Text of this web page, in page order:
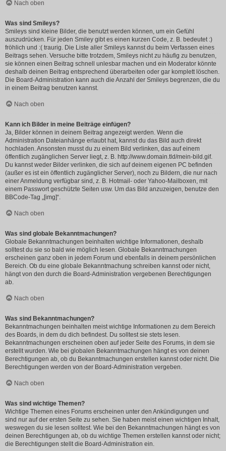
Nach oben
Was sind Smileys?
Smileys sind kleine Bilder, die benutzt werden können, um ein Gefühl
auszudrücken. Für jeden Smiley gibt es einen kurzen Code, z. B. bedeutet :)
fröhlich und :( traurig. Die Liste aller Smileys kannst du beim Verfassen eines
Beitrags sehen. Versuche bitte trotzdem, Smileys nicht zu häufig zu benutzen,
sie können einen Beitrag schnell unlesbar machen und ein Moderator könnte
deshalb deinen Beitrag entsprechend überarbeiten oder gar komplett löschen.
Die Board-Administration kann auch die Anzahl der Smileys begrenzen, die du
in einem Beitrag benutzen kannst.
Nach oben
Kann ich Bilder in meine Beiträge einfügen?
Ja, Bilder können in deinem Beitrag angezeigt werden. Wenn die
Administration Dateianhänge erlaubt hat, kannst du das Bild auch direkt
hochladen. Ansonsten musst du zu einem Bild verlinken, das auf einem
öffentlich zugänglichen Server liegt, z. B. http://www.domain.tld/mein-bild.gif.
Du kannst weder Bilder verlinken, die sich auf deinem eigenen PC befinden
(außer es ist ein öffentlich zugänglicher Server), noch zu Bildern, die nur nach
einer Anmeldung verfügbar sind, z. B. Hotmail- oder Yahoo-Mailboxen, mit
einem Passwort geschützte Seiten usw. Um das Bild anzuzeigen, benutze den
BBCode-Tag „[img]“.
Nach oben
Was sind globale Bekanntmachungen?
Globale Bekanntmachungen beinhalten wichtige Informationen, deshalb
solltest du sie so bald wie möglich lesen. Globale Bekanntmachungen
erscheinen ganz oben in jedem Forum und ebenfalls in deinem persönlichen
Bereich. Ob du eine globale Bekanntmachung schreiben kannst oder nicht,
hängt von den durch die Board-Administration vergebenen Berechtigungen
ab.
Nach oben
Was sind Bekanntmachungen?
Bekanntmachungen beinhalten meist wichtige Informationen zu dem Bereich
des Boards, in dem du dich befindest. Du solltest sie stets lesen.
Bekanntmachungen erscheinen oben auf jeder Seite des Forums, in dem sie
erstellt wurden. Wie bei globalen Bekanntmachungen hängt es von deinen
Berechtigungen ab, ob du Bekanntmachungen erstellen kannst oder nicht. Die
Berechtigungen werden von der Board-Administration vergeben.
Nach oben
Was sind wichtige Themen?
Wichtige Themen eines Forums erscheinen unter den Ankündigungen und
sind nur auf der ersten Seite zu sehen. Sie haben meist einen wichtigen Inhalt,
weswegen du sie lesen solltest. Wie bei den Bekanntmachungen hängt es von
deinen Berechtigungen ab, ob du wichtige Themen erstellen kannst oder nicht;
die Berechtigungen stellt die Board-Administration ein.